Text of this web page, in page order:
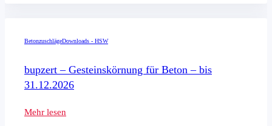
BetonzuschlägeDownloads - HSW
bupzert – Gesteinskörnung für Beton – bis
31.12.2026
Mehr lesen